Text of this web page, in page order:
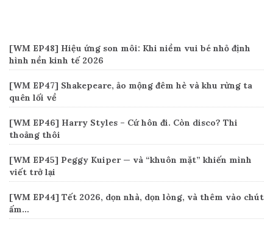
[WM EP48] Hiệu ứng son môi: Khi niềm vui bé nhỏ định
hình nền kinh tế 2026
[WM EP47] Shakepeare, ảo mộng đêm hè và khu rừng ta
quên lối về
[WM EP46] Harry Styles – Cứ hôn đi. Còn disco? Thi
thoảng thôi
[WM EP45] Peggy Kuiper — và “khuôn mặt” khiến mình
viết trở lại
[WM EP44] Tết 2026, dọn nhà, dọn lòng, và thêm vào chút
ấm…